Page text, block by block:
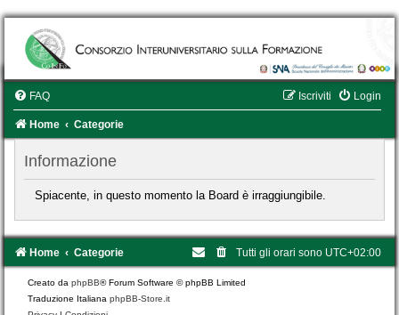
FAQ Login
Iscriviti
Home Categorie
Informazione
Spiacente, in questo momento la Board è irraggiungibile.
Home Categorie Tutti gli orari sono UTC+02:00
Creato da phpBB® Forum Software © phpBB Limited
Traduzione Italiana phpBB-Store.it